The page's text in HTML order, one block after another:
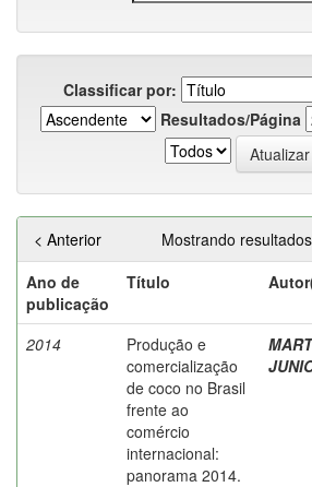
Classificar por:
Resultados/Página
Mostrando
< Anterior
Ano de
publicação
Título
2014
Produção e
comercialização
de coco no Brasil
frente ao
comércio
internacional:
panorama 2014.